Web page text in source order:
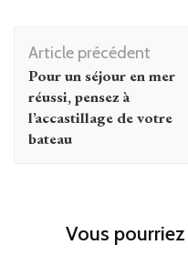
Navigation
d'article
Article précédent
Pour un séjour en mer
réussi, pensez à
l’accastillage de votre
bateau
Vous